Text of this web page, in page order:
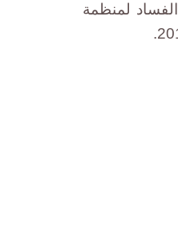
لمنظمة